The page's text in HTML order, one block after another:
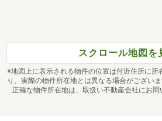
(5)各社との提携が豊富！
⇒SUMiTASは、「とにかくどんなこ
い！」
スクロール地図を
※地図上に表示される物件の位置は付近住所に所
り、実際の物件所在地とは異なる場合がございま
正確な物件所在地は、取扱い不動産会社にお問